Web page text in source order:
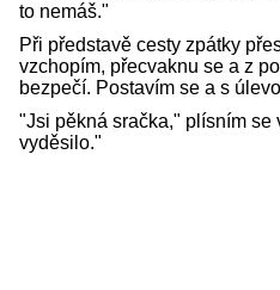
to nemáš."
Při představě cesty zpátky
vzchopím, přecvaknu se a z
bezpečí. Postavím se a s
"Jsi pěkná sračka," plísním se
vyděsilo."